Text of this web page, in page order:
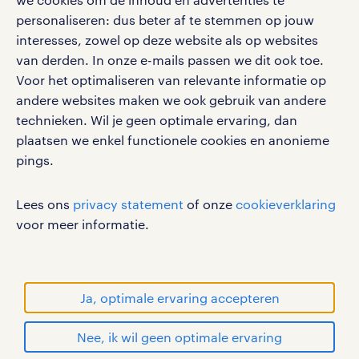
personaliseren: dus beter af te stemmen op jouw
interesses, zowel op deze website als op websites
van derden. In onze e-mails passen we dit ook toe.
Voor het optimaliseren van relevante informatie op
andere websites maken we ook gebruik van andere
technieken. Wil je geen optimale ervaring, dan
plaatsen we enkel functionele cookies en anonieme
pings.
Lees ons privacy statement of onze cookieverklaring
voor meer informatie.
Ja, optimale ervaring accepteren
Nee, ik wil geen optimale ervaring
vacatures, solliciteren en inspiratie.
werken bij randstad
gebruikersvoorwaarden
privacystatement
cookies
handelsmerken van Randstad N.V.
© Randstad 2026